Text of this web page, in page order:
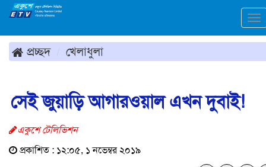
প্রচ্ছদ খেলাধুলা
সেই জুয়াড়ি আগারওয়াল এখন দুবাই!
একুশে টেলিভিশন
প্রকাশিত : ১২:০৫, ১ নভেম্বর ২০১৯